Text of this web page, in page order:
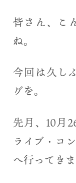
皆さん、こ
ね。
今回は久し
グを。
先月、10月
ライブ・コ
へ行ってきま